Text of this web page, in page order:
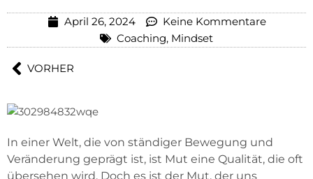
April 26, 2024
Keine Kommentare
Coaching, Mindset
VORHER
In einer Welt, die von ständiger Bewegung und
Veränderung geprägt ist, ist Mut eine Qualität, die oft
übersehen wird. Doch es ist der Mut, der uns